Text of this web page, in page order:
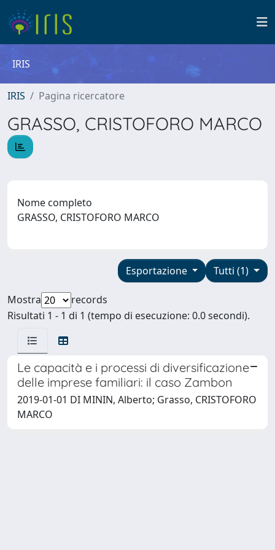
IRIS
IRIS Pagina ricercatore
GRASSO, CRISTOFORO MARCO
Nome completo
GRASSO, CRISTOFORO MARCO
Tutti (1)
Esportazione
Mostra
records
Risultati 1 - 1 di 1 (tempo di esecuzione: 0.0 secondi).
Le capacità e i processi di diversificazione
delle imprese familiari: il caso Zambon
2019-01-01 DI MININ, Alberto; Grasso, CRISTOFORO
MARCO